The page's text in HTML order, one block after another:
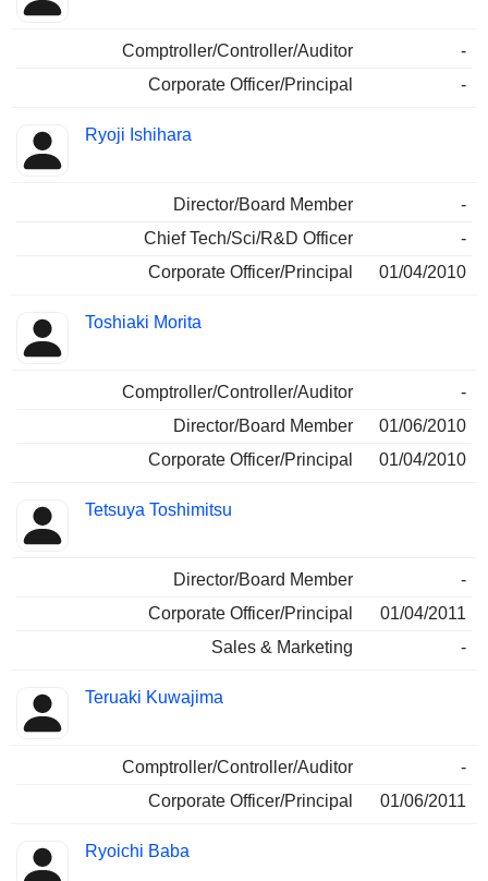
Comptroller/Controller/Auditor
-
Corporate Officer/Principal
-
Ryoji Ishihara
Director/Board Member
-
Chief Tech/Sci/R&D Officer
-
Corporate Officer/Principal
01/04/2010
Toshiaki Morita
Comptroller/Controller/Auditor
-
Director/Board Member
01/06/2010
Corporate Officer/Principal
01/04/2010
Tetsuya Toshimitsu
Director/Board Member
-
Corporate Officer/Principal
01/04/2011
Sales & Marketing
-
Teruaki Kuwajima
Comptroller/Controller/Auditor
-
Corporate Officer/Principal
01/06/2011
Ryoichi Baba